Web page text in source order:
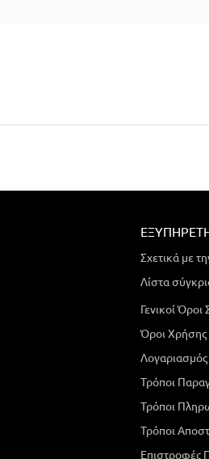
Σχετικά με
Λίστα
Γενικοί
Όροι Χρήσης
Τρόποι
Τρόποι
Τρόποι
Επιστροφές